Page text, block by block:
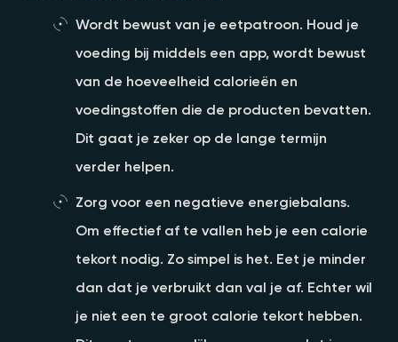
Wordt bewust van je eetpatroon. Houd je
voeding bij middels een app, wordt bewust
van de hoeveelheid calorieën en
voedingstoffen die de producten bevatten.
Dit gaat je zeker op de lange termijn
verder helpen.
Zorg voor een negatieve energiebalans.
Om effectief af te vallen heb je een calorie
tekort nodig. Zo simpel is het. Eet je minder
dan dat je verbruikt dan val je af. Echter wil
je niet een te groot calorie tekort hebben.